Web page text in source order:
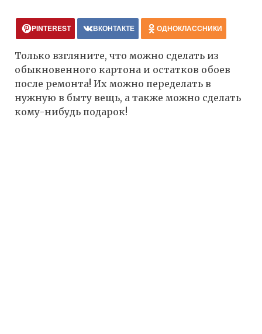
PINTEREST ВКОНТАКТЕ ОДНОКЛАССНИКИ
Только взгляните, что можно сделать из
обыкновенного картона и остатков обоев
после ремонта! Их можно переделать в
нужную в быту вещь, а также можно сделать
кому-нибудь подарок!